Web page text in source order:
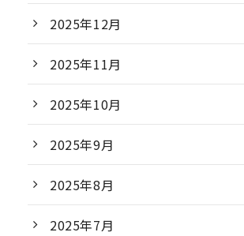
2025年12月
2025年11月
2025年10月
2025年9月
2025年8月
2025年7月